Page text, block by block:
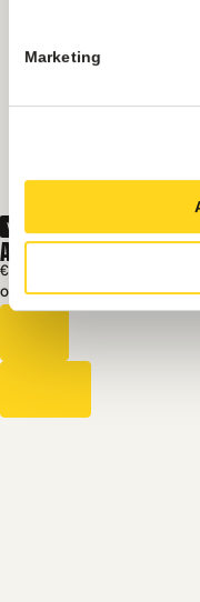
Marketing
Water
ANIMO OPTICOOL TS
€ 1500
Op voorraad